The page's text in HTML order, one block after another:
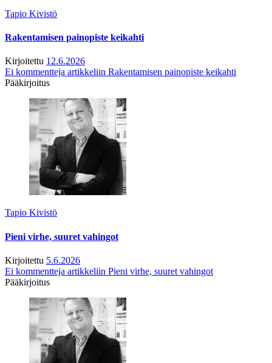
Tapio Kivistö
Rakentamisen painopiste keikahti
Kirjoitettu 12.6.2026
Ei kommentteja artikkeliin Rakentamisen painopiste keikahti
Pääkirjoitus
Tapio Kivistö
Pieni virhe, suuret vahingot
Kirjoitettu 5.6.2026
Ei kommentteja artikkeliin Pieni virhe, suuret vahingot
Pääkirjoitus